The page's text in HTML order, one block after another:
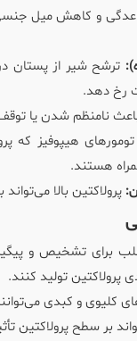
و کاهش میل جنسی
ترشح شیر از پستان در
رخ دهد.
باعث نامنظم شدن یا
تومورهای هیپوفیز که
هستند.
پرولاکتین بالا
برای تشخیص و
پرولاکتین تولید کنند.
کلیوی و کبدی
بر سطح پرولاکتین